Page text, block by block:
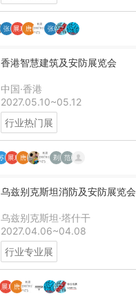
香港智慧建筑及安防展览会
中国·香港
2027.05.10~05.12
行业热门展
乌兹别克斯坦消防及安防展览会
乌兹别克斯坦·塔什干
2027.04.06~04.08
行业专业展